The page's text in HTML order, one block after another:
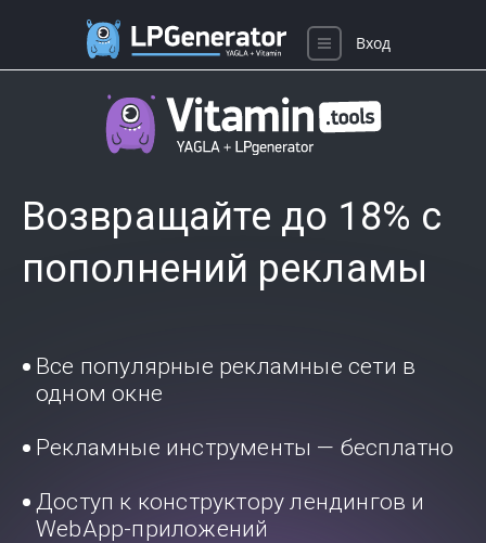
Возвращайте до 18% с
пополнений рекламы
Все популярные рекламные сети в
одном окне
Рекламные инструменты — бесплатно
Доступ к конструктору лендингов и
WebApp-приложений
Вход